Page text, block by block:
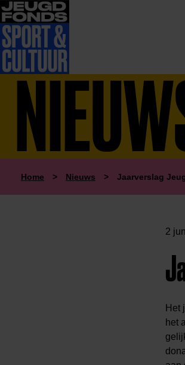
Home > Nieuws > Jaarverslag
2
Het
het